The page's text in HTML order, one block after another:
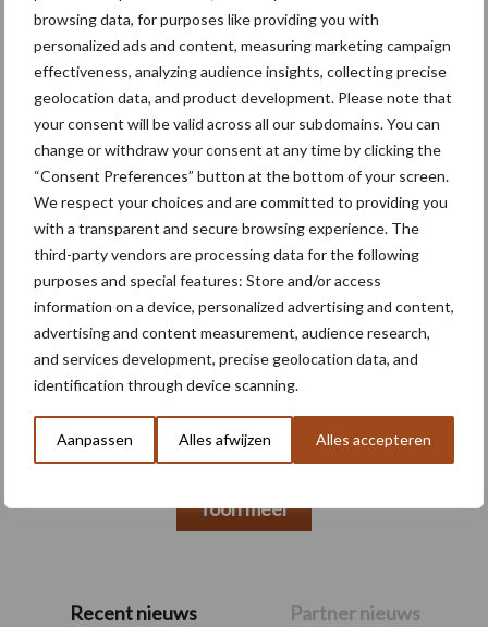
browsing data, for purposes like providing you with
personalized ads and content, measuring marketing campaign
effectiveness, analyzing audience insights, collecting precise
geolocation data, and product development. Please note that
your consent will be valid across all our subdomains. You can
change or withdraw your consent at any time by clicking the
“Consent Preferences” button at the bottom of your screen.
We respect your choices and are committed to providing you
with a transparent and secure browsing experience. The
third-party vendors are processing data for the following
purposes and special features: Store and/or access
information on a device, personalized advertising and content,
advertising and content measurement, audience research,
and services development, precise geolocation data, and
identification through device scanning.
Aanpassen Alles afwijzen Alles accepteren
PrimaireRecent nieuws Partner nieuws
onttrekkingsverbod uit:
geen water meer
oppompen uit onbevaarbare
waterlopen
Meer lezen over:
Maak uw keuze
Machines Duurzaamheid
Toon meer